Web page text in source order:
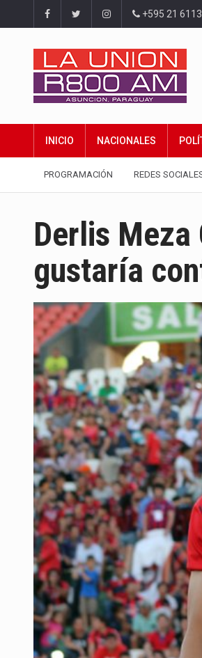
+595 21
INICIO NACIONALES
PROGRAMACIÓN REDES
Derlis
gustaría